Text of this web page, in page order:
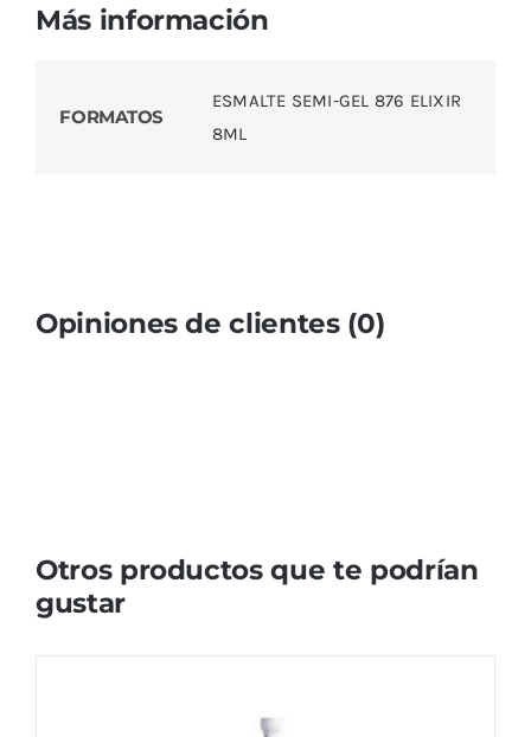
Más información
FORMATOS
ESMALTE SEMI-GEL 876 ELIXIR
8ML
Opiniones de clientes (0)
Otros productos que te podrían
gustar